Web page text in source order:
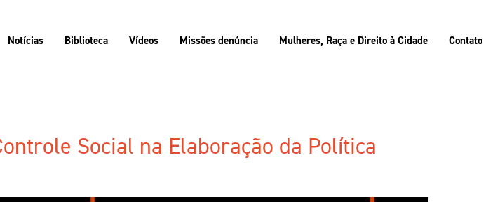
Notícias Biblioteca Vídeos Missões denúncia Mulheres, Raça e Direito à Cidade Contato
Social na Elaboração da Política